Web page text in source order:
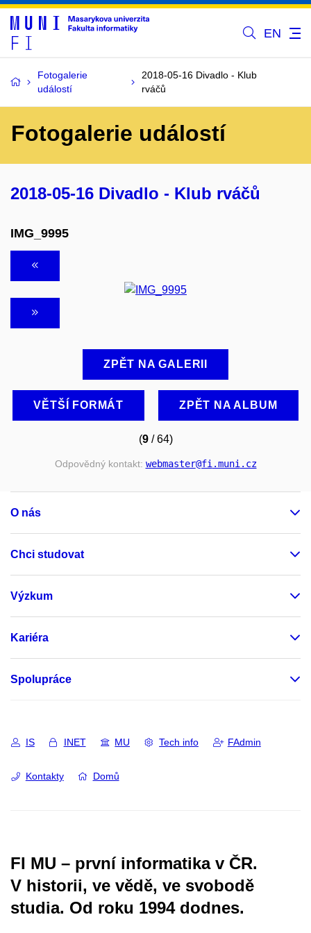
EN
Fotogalerie
událostí
2018-05-16 Divadlo - Klub
rváčů
Fotogalerie událostí
2018-05-16 Divadlo - Klub rváčů
IMG_9995
ZPĚT NA GALERII
VĚTŠÍ FORMÁT ZPĚT NA ALBUM
(9/ 64)
Odpovědný kontakt: webmaster@fi.muni.cz
O nás
Chci studovat
Výzkum
Kariéra
Spolupráce
IS INET MU Tech info FAdmin
Kontakty Domů
FI MU – první informatika v ČR.
V historii, ve vědě, ve svobodě
studia. Od roku 1994 dodnes.